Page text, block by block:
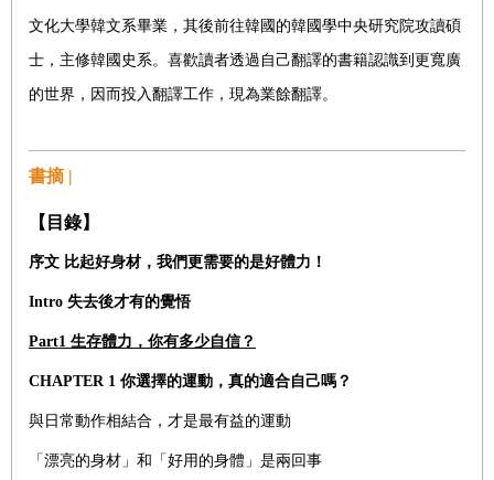
文化大學韓文系畢業，其後前往韓國的韓國學中央研究院攻讀碩
士，主修韓國史系。喜歡讀者透過自己翻譯的書籍認識到更寬廣
的世界，因而投入翻譯工作，現為業餘翻譯。
書摘 |
【目錄】
序文 比起好身材，我們更需要的是好體力！
Intro 失去後才有的覺悟
Part1 生存體力，你有多少自信？
CHAPTER 1 你選擇的運動，真的適合自己嗎？
與日常動作相結合，才是最有益的運動
「漂亮的身材」和「好用的身體」是兩回事